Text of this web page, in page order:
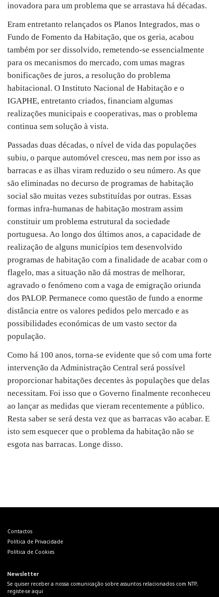
inovadora para um problema que se arrastava há décadas.
Eram entretanto relançados os Planos Integrados, mas o
Fundo de Fomento da Habitação, que os geria, acabou
também por ser dissolvido, remetendo-se essencialmente
para os mecanismos do mercado, com umas magras
bonificações de juros, a resolução do problema
habitacional. O Instituto Nacional de Habitação e o
IGAPHE, entretanto criados, financiam algumas
realizações municipais e cooperativas, mas o problema
continua sem solução à vista.
Passadas duas décadas, o nível de vida das populações
subiu, o parque automóvel cresceu, mas nem por isso as
barracas e as ilhas viram reduzido o seu número. As que
são eliminadas no decurso de programas de habitação
social são muitas vezes substituídas por outras. Essas
formas infra-humanas de habitação mostram assim
constituir um problema estrutural da sociedade
portuguesa. Ao longo dos últimos anos, a capacidade de
realização de alguns municípios tem desenvolvido
programas de habitação com a finalidade de acabar com o
flagelo, mas a situação não dá mostras de melhorar,
agravado o fenómeno com a vaga de emigração oriunda
dos PALOP. Permanece como questão de fundo a enorme
distância entre os valores pedidos pelo mercado e as
possibilidades económicas de um vasto sector da
população.
Como há 100 anos, torna-se evidente que só com uma forte
intervenção da Administração Central será possível
proporcionar habitações decentes às populações que delas
necessitam. Foi isso que o Governo finalmente reconheceu
ao lançar as medidas que vieram recentemente a público.
Resta saber se será desta vez que as barracas vão acabar. E
isto sem esquecer que o problema da habitação não se
esgota nas barracas. Longe disso.
artigos
Contactos
Política de Privacidade
Política de Cookies
Newsletter
Se quiser receber a nossa comunicação sobre assuntos relacionados com NTP,
registe-se aqui